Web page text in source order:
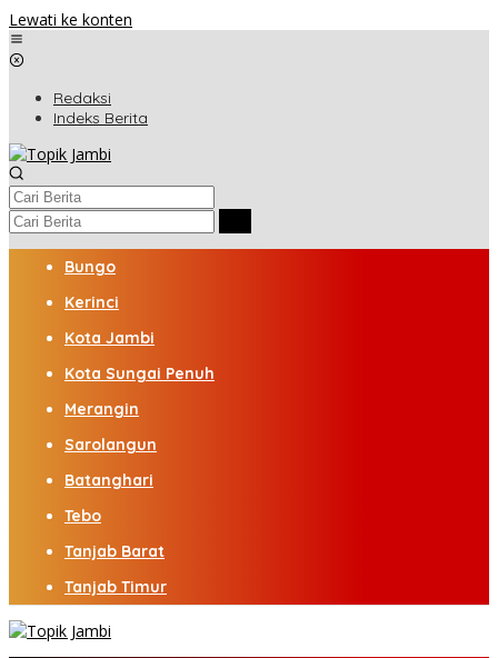
Lewati ke konten
Redaksi
Indeks Berita
Bungo
Kerinci
Kota Jambi
Kota Sungai Penuh
Merangin
Sarolangun
Batanghari
Tebo
Tanjab Barat
Tanjab Timur